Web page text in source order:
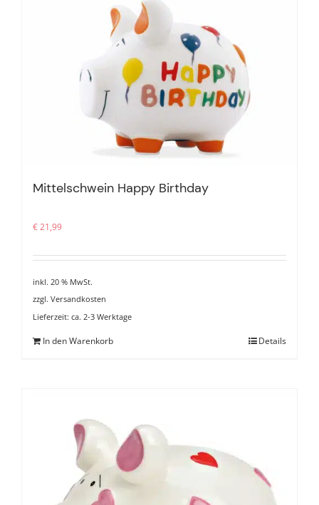
Mittelschwein Happy Birthday
€21,99
inkl. 20 % MwSt.
zzgl. Versandkosten
Lieferzeit: ca. 2-3 Werktage
In den Warenkorb Details